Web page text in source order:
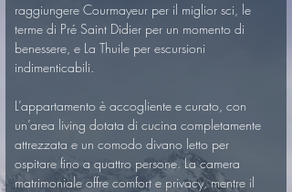
raggiungere Courmayeur per il miglior sci, le
terme di Pré Saint Didier per un momento di
benessere, e La Thuile per escursioni
indimenticabili.
L’appartamento è accogliente e curato, con
un’area living dotata di cucina completamente
attrezzata e un comodo divano letto per
ospitare fino a quattro persone. La camera
matrimoniale offre comfort e privacy, mentre il